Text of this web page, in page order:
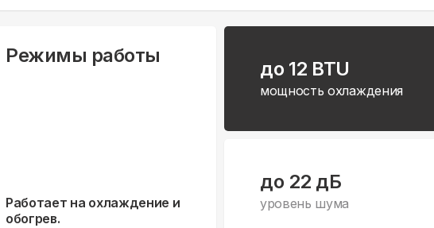
Режимы работы
Работает на охлаждение и
обогрев.
до 12 BTU
мощность охлаждения
до 22 дБ
уровень шума